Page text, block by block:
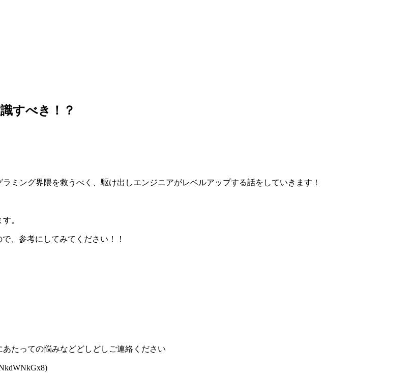
すべき！？
ミング界隈を救うべく、駆け出しエンジニアがレベルアップする話をしていきます！
。
、参考にしてみてください！！
たっての悩みなどどしどしご連絡ください